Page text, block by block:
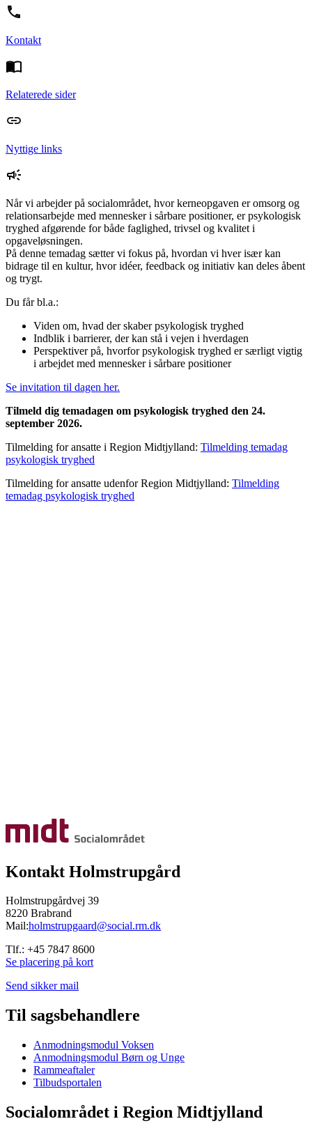
Kontakt
Relaterede sider
Nyttige links
Når vi arbejder på socialområdet, hvor kerneopgaven er omsorg og
relationsarbejde med mennesker i sårbare positioner, er psykologisk
tryghed afgørende for både faglighed, trivsel og kvalitet i
opgaveløsningen.
På denne temadag sætter vi fokus på, hvordan vi hver især kan
bidrage til en kultur, hvor idéer, feedback og initiativ kan deles åbent
og trygt.
Du får bl.a.:
Viden om, hvad der skaber psykologisk tryghed
Indblik i barrierer, der kan stå i vejen i hverdagen
Perspektiver på, hvorfor psykologisk tryghed er særligt vigtig
i arbejdet med mennesker i sårbare positioner
Se invitation til dagen her.
Tilmeld dig temadagen om psykologisk tryghed den 24.
september 2026.
Tilmelding for ansatte i Region Midtjylland: Tilmelding temadag
psykologisk tryghed
Tilmelding for ansatte udenfor Region Midtjylland: Tilmelding
temadag psykologisk tryghed
Kontakt Holmstrupgård
Holmstrupgårdvej 39
8220 Brabrand
Mail:holmstrupgaard@social.rm.dk
Tlf.: +45 7847 8600
Se placering på kort
Send sikker mail
Til sagsbehandlere
Anmodningsmodul Voksen
Anmodningsmodul Børn og Unge
Rammeaftaler
Tilbudsportalen
Socialområdet i Region Midtjylland